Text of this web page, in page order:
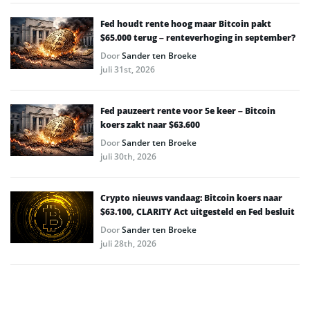
Fed houdt rente hoog maar Bitcoin pakt
$65.000 terug – renteverhoging in september?
DoorSander ten Broeke
juli 31st, 2026
Fed pauzeert rente voor 5e keer – Bitcoin
koers zakt naar $63.600
DoorSander ten Broeke
juli 30th, 2026
Crypto nieuws vandaag: Bitcoin koers naar
$63.100, CLARITY Act uitgesteld en Fed besluit
DoorSander ten Broeke
juli 28th, 2026